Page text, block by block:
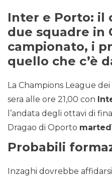
Inter e Porto: il
due squadre in
campionato, i
quello che c’è
La Champions League
sera alle ore 21,00 con
l’andata degli ottavi di
Dragao di Oporto
Probabili
Inzaghi dovrebbe